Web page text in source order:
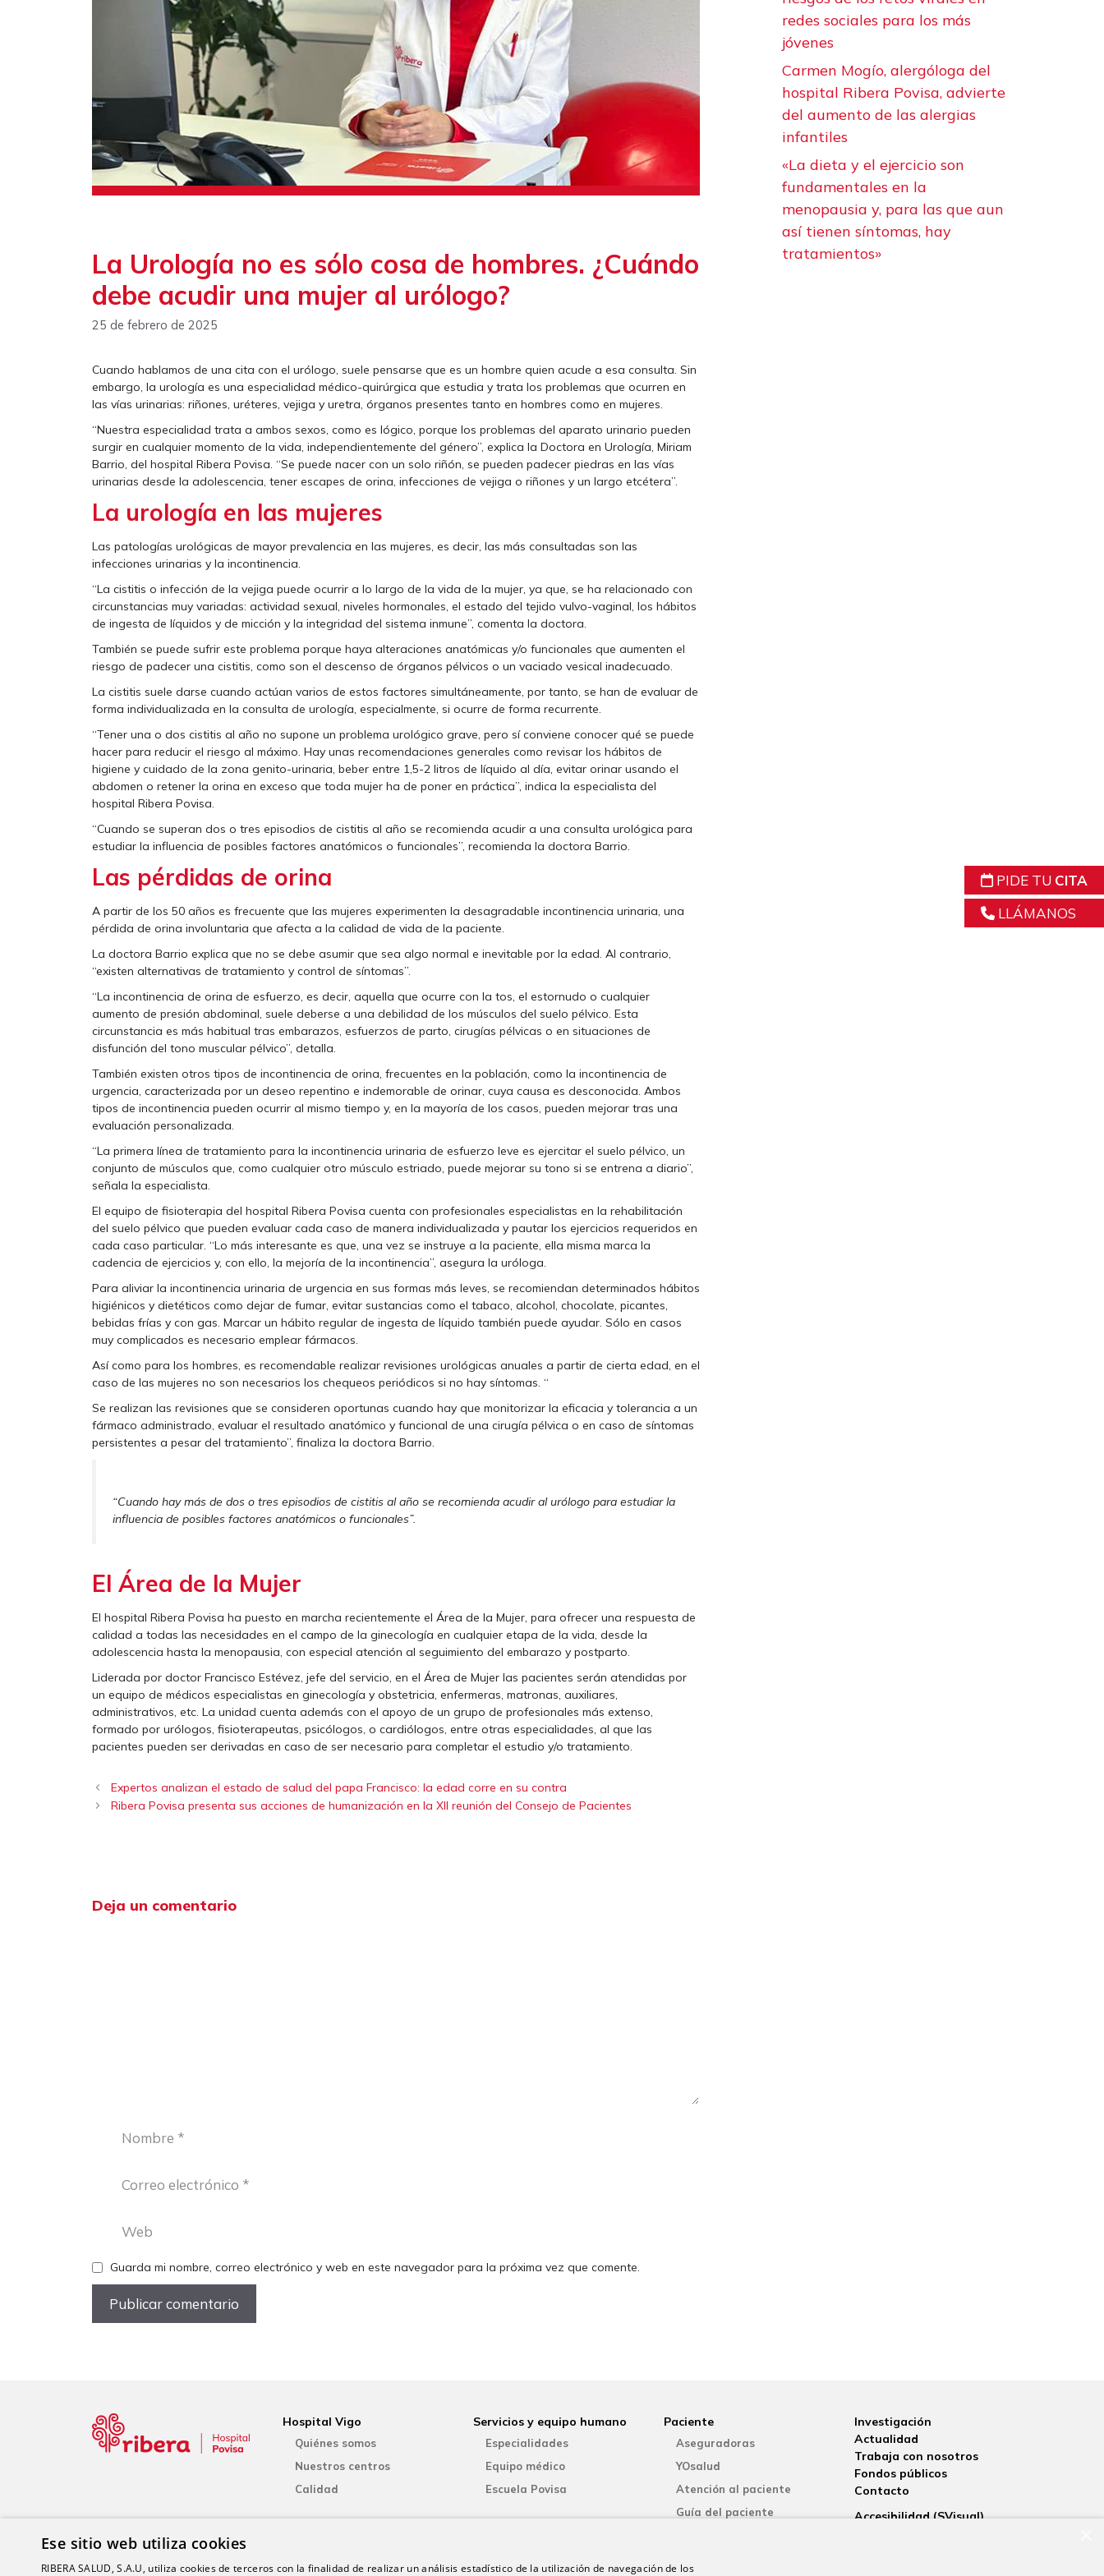
PIDE TU CITA
LLÁMANOS
La Urología no es sólo cosa de hombres. ¿Cuándo
debe acudir una mujer al urólogo?
25 de febrero de 2025
Cuando hablamos de una cita con el urólogo, suele pensarse que es un hombre quien acude a esa consulta. Sin
embargo, la urología es una especialidad médico-quirúrgica que estudia y trata los problemas que ocurren en
las vías urinarias: riñones, uréteres, vejiga y uretra, órganos presentes tanto en hombres como en mujeres.
“Nuestra especialidad trata a ambos sexos, como es lógico, porque los problemas del aparato urinario pueden
surgir en cualquier momento de la vida, independientemente del género”, explica la Doctora en Urología, Miriam
Barrio, del hospital Ribera Povisa. “Se puede nacer con un solo riñón, se pueden padecer piedras en las vías
urinarias desde la adolescencia, tener escapes de orina, infecciones de vejiga o riñones y un largo etcétera”.
La urología en las mujeres
Las patologías urológicas de mayor prevalencia en las mujeres, es decir, las más consultadas son las
infecciones urinarias y la incontinencia.
“La cistitis o infección de la vejiga puede ocurrir a lo largo de la vida de la mujer, ya que, se ha relacionado con
circunstancias muy variadas: actividad sexual, niveles hormonales, el estado del tejido vulvo-vaginal, los hábitos
de ingesta de líquidos y de micción y la integridad del sistema inmune”, comenta la doctora.
También se puede sufrir este problema porque haya alteraciones anatómicas y/o funcionales que aumenten el
riesgo de padecer una cistitis, como son el descenso de órganos pélvicos o un vaciado vesical inadecuado.
La cistitis suele darse cuando actúan varios de estos factores simultáneamente, por tanto, se han de evaluar de
forma individualizada en la consulta de urología, especialmente, si ocurre de forma recurrente.
“Tener una o dos cistitis al año no supone un problema urológico grave, pero sí conviene conocer qué se puede
hacer para reducir el riesgo al máximo. Hay unas recomendaciones generales como revisar los hábitos de
higiene y cuidado de la zona genito-urinaria, beber entre 1,5-2 litros de líquido al día, evitar orinar usando el
abdomen o retener la orina en exceso que toda mujer ha de poner en práctica”, indica la especialista del
hospital Ribera Povisa.
“Cuando se superan dos o tres episodios de cistitis al año se recomienda acudir a una consulta urológica para
estudiar la influencia de posibles factores anatómicos o funcionales”, recomienda la doctora Barrio.
Las pérdidas de orina
A partir de los 50 años es frecuente que las mujeres experimenten la desagradable incontinencia urinaria, una
pérdida de orina involuntaria que afecta a la calidad de vida de la paciente.
La doctora Barrio explica que no se debe asumir que sea algo normal e inevitable por la edad. Al contrario,
“existen alternativas de tratamiento y control de síntomas”.
“La incontinencia de orina de esfuerzo, es decir, aquella que ocurre con la tos, el estornudo o cualquier
aumento de presión abdominal, suele deberse a una debilidad de los músculos del suelo pélvico. Esta
circunstancia es más habitual tras embarazos, esfuerzos de parto, cirugías pélvicas o en situaciones de
disfunción del tono muscular pélvico”, detalla.
También existen otros tipos de incontinencia de orina, frecuentes en la población, como la incontinencia de
urgencia, caracterizada por un deseo repentino e indemorable de orinar, cuya causa es desconocida. Ambos
tipos de incontinencia pueden ocurrir al mismo tiempo y, en la mayoría de los casos, pueden mejorar tras una
evaluación personalizada.
“La primera línea de tratamiento para la incontinencia urinaria de esfuerzo leve es ejercitar el suelo pélvico, un
conjunto de músculos que, como cualquier otro músculo estriado, puede mejorar su tono si se entrena a diario”,
señala la especialista.
El equipo de fisioterapia del hospital Ribera Povisa cuenta con profesionales especialistas en la rehabilitación
del suelo pélvico que pueden evaluar cada caso de manera individualizada y pautar los ejercicios requeridos en
cada caso particular. “Lo más interesante es que, una vez se instruye a la paciente, ella misma marca la
cadencia de ejercicios y, con ello, la mejoría de la incontinencia”, asegura la uróloga.
Para aliviar la incontinencia urinaria de urgencia en sus formas más leves, se recomiendan determinados hábitos
higiénicos y dietéticos como dejar de fumar, evitar sustancias como el tabaco, alcohol, chocolate, picantes,
bebidas frías y con gas. Marcar un hábito regular de ingesta de líquido también puede ayudar. Sólo en casos
muy complicados es necesario emplear fármacos.
Así como para los hombres, es recomendable realizar revisiones urológicas anuales a partir de cierta edad, en el
caso de las mujeres no son necesarios los chequeos periódicos si no hay síntomas. “
Se realizan las revisiones que se consideren oportunas cuando hay que monitorizar la eficacia y tolerancia a un
fármaco administrado, evaluar el resultado anatómico y funcional de una cirugía pélvica o en caso de síntomas
persistentes a pesar del tratamiento”, finaliza la doctora Barrio.
“Cuando hay más de dos o tres episodios de cistitis al año se recomienda acudir al urólogo para estudiar la
influencia de posibles factores anatómicos o funcionales”.
El Área de la Mujer
El hospital Ribera Povisa ha puesto en marcha recientemente el Área de la Mujer, para ofrecer una respuesta de
calidad a todas las necesidades en el campo de la ginecología en cualquier etapa de la vida, desde la
adolescencia hasta la menopausia, con especial atención al seguimiento del embarazo y postparto.
Liderada por doctor Francisco Estévez, jefe del servicio, en el Área de Mujer las pacientes serán atendidas por
un equipo de médicos especialistas en ginecología y obstetricia, enfermeras, matronas, auxiliares,
administrativos, etc. La unidad cuenta además con el apoyo de un grupo de profesionales más extenso,
formado por urólogos, fisioterapeutas, psicólogos, o cardiólogos, entre otras especialidades, al que las
pacientes pueden ser derivadas en caso de ser necesario para completar el estudio y/o tratamiento.
Expertos analizan el estado de salud del papa Francisco: la edad corre en su contra
Ribera Povisa presenta sus acciones de humanización en la XII reunión del Consejo de Pacientes
Deja un comentario
electrónico
Guarda mi nombre, correo electrónico y web en este navegador para la próxima vez que comente.
redes sociales para los más
jóvenes
Carmen Mogío, alergóloga del
hospital Ribera Povisa, advierte
del aumento de las alergias
infantiles
«La dieta y el ejercicio son
fundamentales en la
menopausia y, para las que aun
así tienen síntomas, hay
tratamientos»
Hospital Vigo
Quiénes somos
Nuestros centros
Calidad
Servicios y equipo humano
Especialidades
Equipo médico
Escuela Povisa
Paciente
Aseguradoras
YOsalud
Atención al paciente
Guía del paciente
Investigación
Actualidad
Trabaja con nosotros
Fondos públicos
Contacto
Accesibilidad (SVisual)
Ese sitio web utiliza cookies
RIBERA SALUD, S.A.U, utiliza cookies de terceros con la finalidad de realizar un análisis estadístico de la utilización de navegación de los